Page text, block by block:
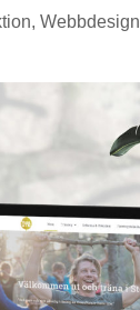
Webbdesign